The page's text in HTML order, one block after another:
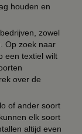
houden en
zowel
Op zoek naar
een textiel wilt
over de
of ander soort
elk soort
altijd even